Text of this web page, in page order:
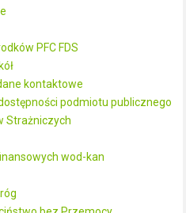
PFC FDS
kontaktowe
podmiotu publicznego
Strażniczych
wod-kan